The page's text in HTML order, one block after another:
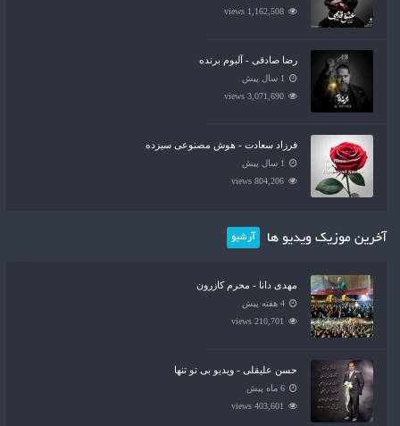
1,162,508 views
رضا صادقی - آلبوم برنده
1 سال پیش
3,071,690 views
فرزاد سعادت - هوش مصنوعی سیزده
1 سال پیش
804,206 views
آخرین موزیک ویدیو ها آرشیو
مهدی دانا - محرم کازرون
4 هفته پیش
210,701 views
حسن علیقلی - ویدیو بی تو تنها
6 ماه پیش
403,601 views